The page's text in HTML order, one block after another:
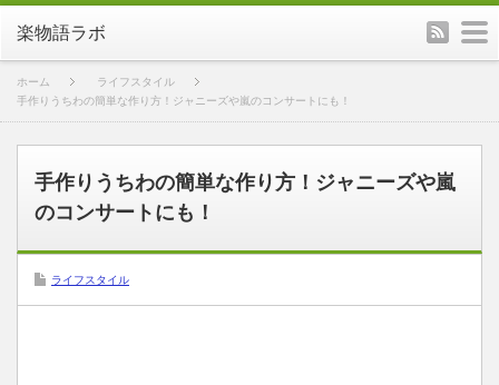
楽物語ラボ rss
ホーム
ライフスタイル
手作りうちわの簡単な作り方！ジャニーズや嵐のコンサートにも！
手作りうちわの簡単な作り方！ジャニーズや嵐
のコンサートにも！
ライフスタイル